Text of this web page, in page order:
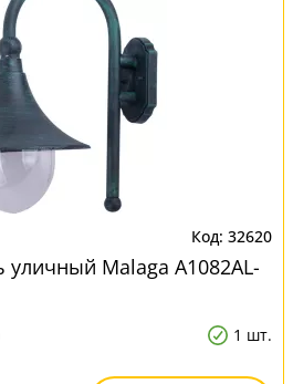
32620
Malaga A1082AL-
1 шт.